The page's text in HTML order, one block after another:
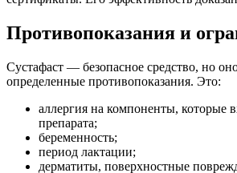
Противопоказания и
Сустафаст — безопасное средство, но
определенные противопоказания. Это:
аллергия на компоненты, которые
препарата;
беременность;
период лактации;
дерматиты, поверхностные